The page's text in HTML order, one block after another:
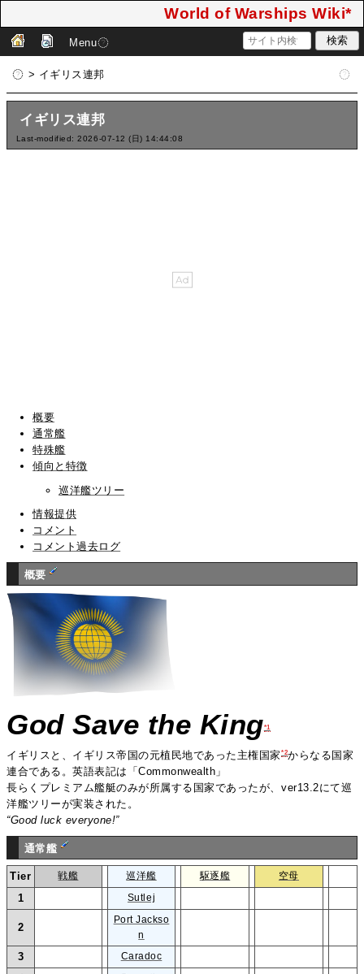
World of Warships Wiki*
Menu
> イギリス連邦
イギリス連邦
Last-modified: 2026-07-12 (日) 14:44:08
概要
通常艦
特殊艦
傾向と特徴
巡洋艦ツリー
情報提供
コメント
コメント過去ログ
概要
God Save the King*1
イギリスと、イギリス帝国の元植民地であった主権国家 *2からなる国家
連合である。英語表記は「Commonwealth」
長らくプレミアム艦艇のみが所属する国家であったが、ver13.2にて巡
洋艦ツリーが実装された。
“Good luck everyone!”
通常艦
Tier 戦艦 巡洋艦 駆逐艦 空母
1 Sutlej
2
Port Jackso
n
3 Caradoc